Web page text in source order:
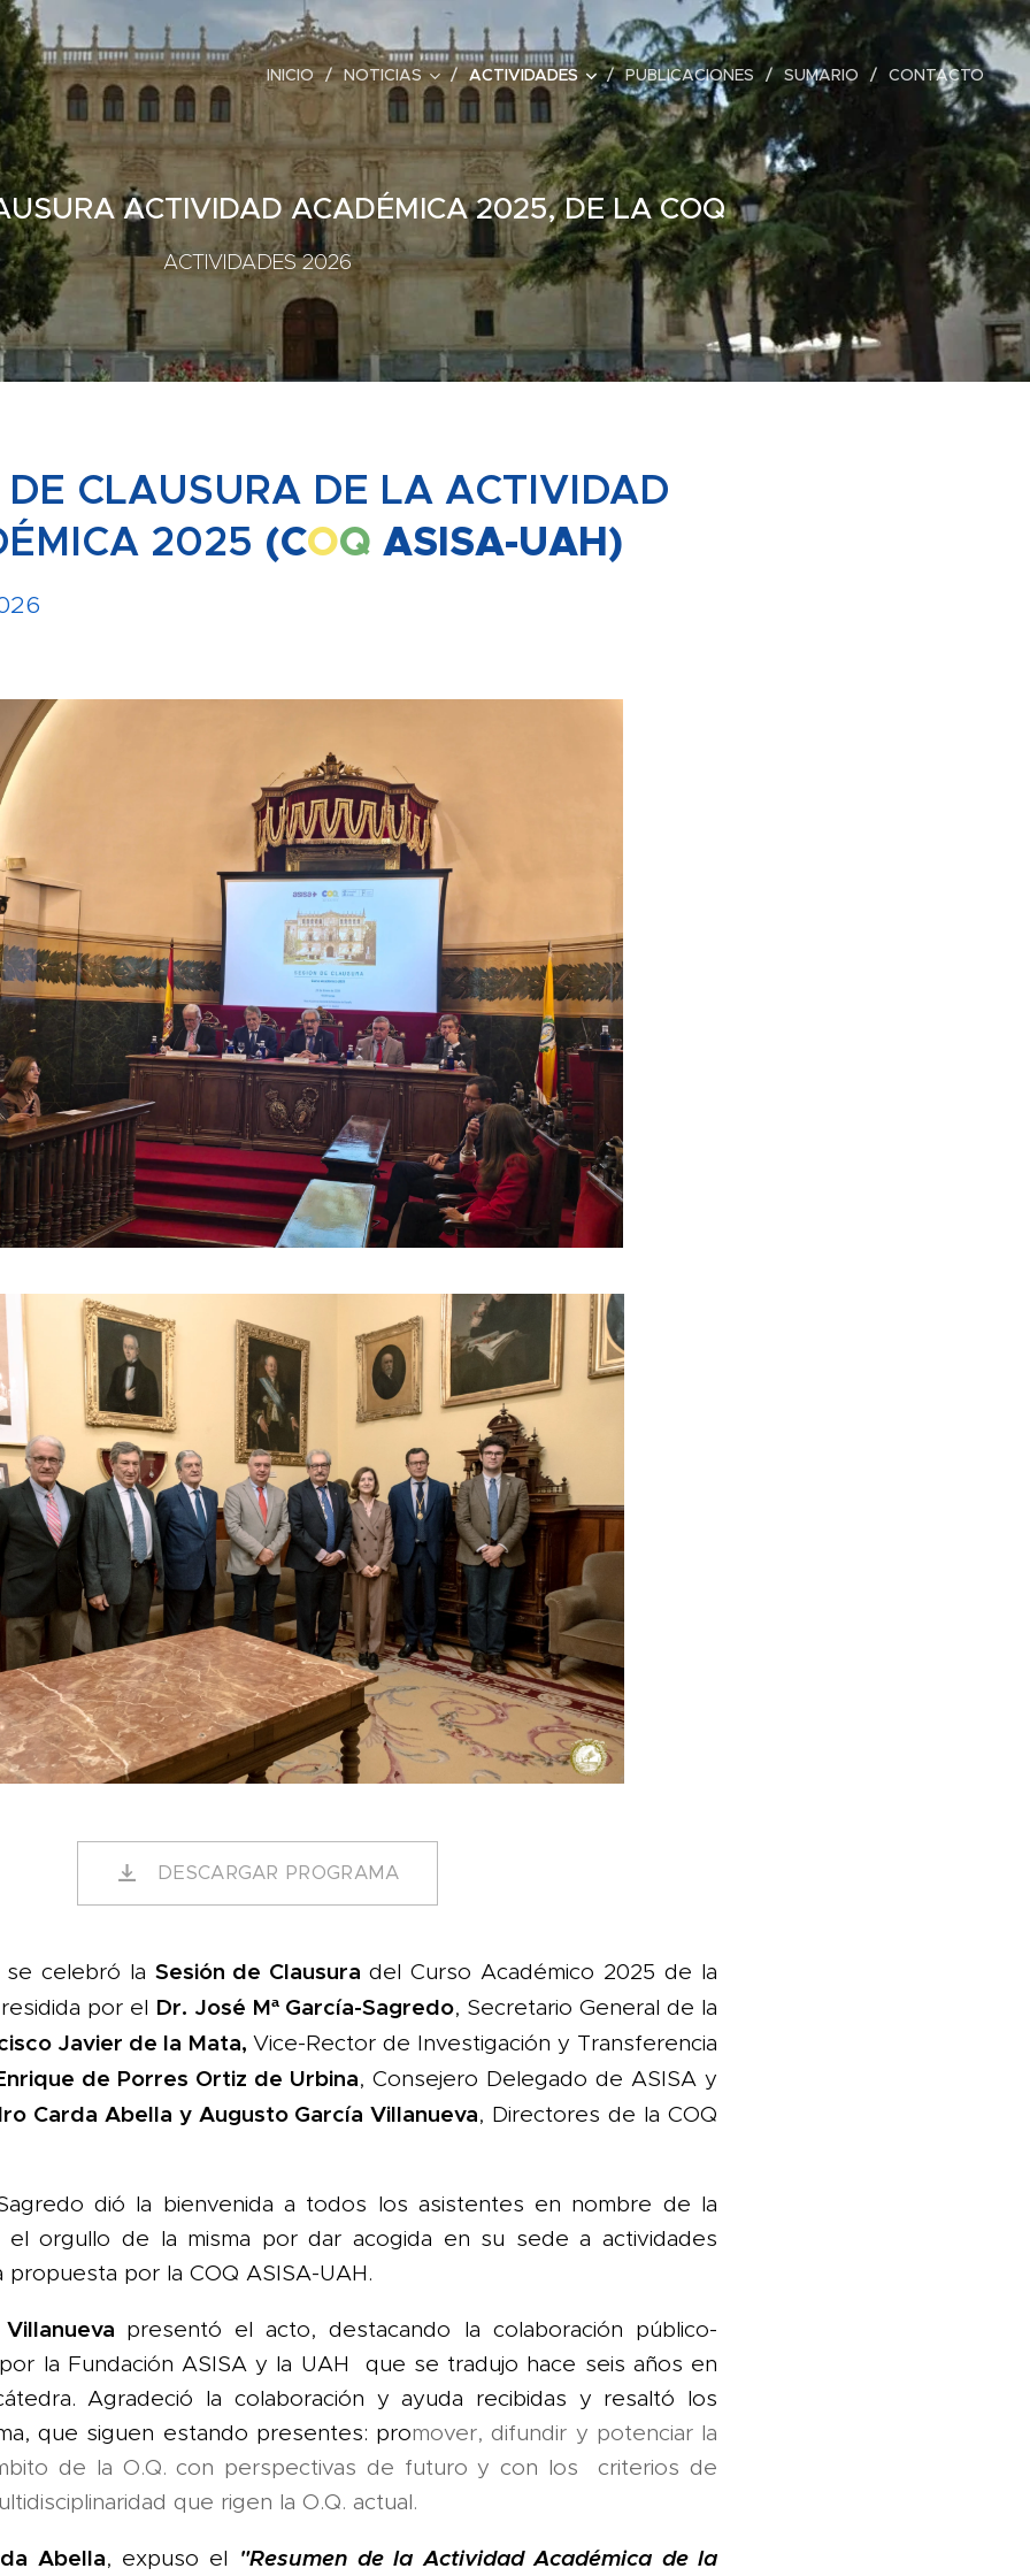
INICIO NOTICIAS ACTIVIDADES PUBLICACIONES SUMARIO CONTACTO
ACTIVIDAD ACADÉMICA 2025, DE LA COQ
ACTIVIDADES 2026
CLAUSURA DE LA ACTIVIDAD
2025 (COQ ASISA-UAH)
DESCARGAR PROGRAMA
celebró la Sesión de Clausuradel Curso Académico 2025 de la
por el Dr. José Mª García-Sagredo, Secretario General de la
Javier de la Mata, Vice-Rector de Investigación y Transferencia
de Porres Ortiz de Urbina, Consejero Delegado de ASISA y
Carda Abella y Augusto García Villanueva, Directores de la COQ
Sagredo dió la bienvenida a todos los asistentes en nombre de la
el orgullo de la misma por dar acogida en su sede a actividades
propuesta por la COQ ASISA-UAH.
presentó el acto, destacando la colaboración público-
la Fundación ASISA y la UAH que se tradujo hace seis años en
Agradeció la colaboración y ayuda recibidas y resaltó los
que siguen estando presentes: promover, difundir y potenciar la
de la O.Q. con perspectivas de futuro y con los criterios de
que rigen la O.Q. actual.
Abella, expuso el "Resumen de la Actividad Académica de la